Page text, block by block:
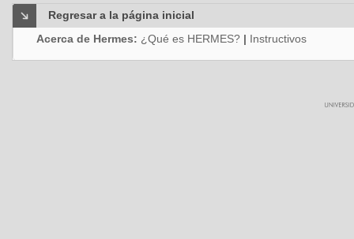
Regresar a la página inicial
Acerca de Hermes: ¿Qué es HERMES? | Instructivos